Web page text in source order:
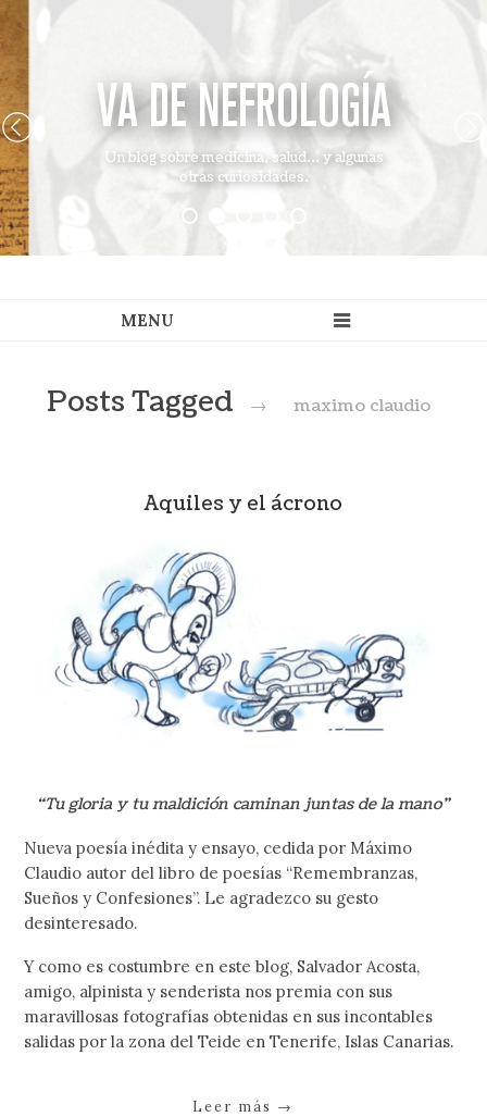
VA DE NEFROLOGÍA
Un blog sobre medicina, salud... y algunas
otras curiosidades.
Posts Tagged → maximo claudio
Aquiles y el ácrono
“Tu gloria y tu maldición caminan juntas de la mano”
Nueva poesía inédita y ensayo, cedida por Máximo
Claudio autor del libro de poesías “Remembranzas,
Sueños y Confesiones”. Le agradezco su gesto
desinteresado.
Y como es costumbre en este blog, Salvador Acosta,
amigo, alpinista y senderista nos premia con sus
maravillosas fotografías obtenidas en sus incontables
salidas por la zona del Teide en Tenerife, Islas Canarias.
Leer más →